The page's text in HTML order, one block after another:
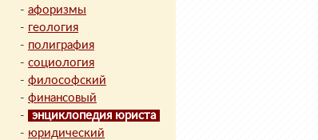
- афоризмы
- геология
- полиграфия
- социология
- философский
- финансовый
-
энциклопедия юриста
- юридический